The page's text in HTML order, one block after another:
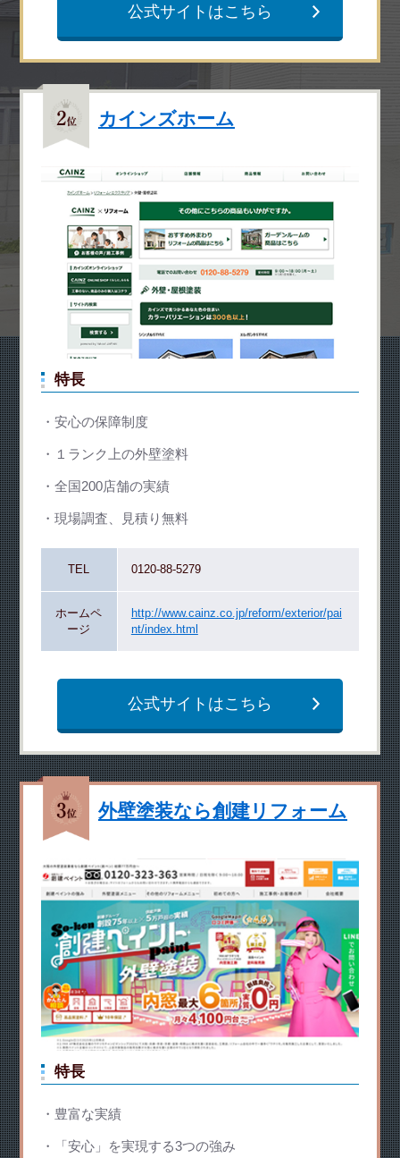
公式サイトはこちら
カインズホーム
特長
安心の保障制度
１ランク上の外壁塗料
全国200店舗の実績
現場調査、見積り無料
TEL 0120-88-5279
ホームペ
ージ
http://www.cainz.co.jp/reform/exterior/pai
nt/index.html
公式サイトはこちら
外壁塗装なら創建リフォーム
特長
豊富な実績
「安心」を実現する3つの強み